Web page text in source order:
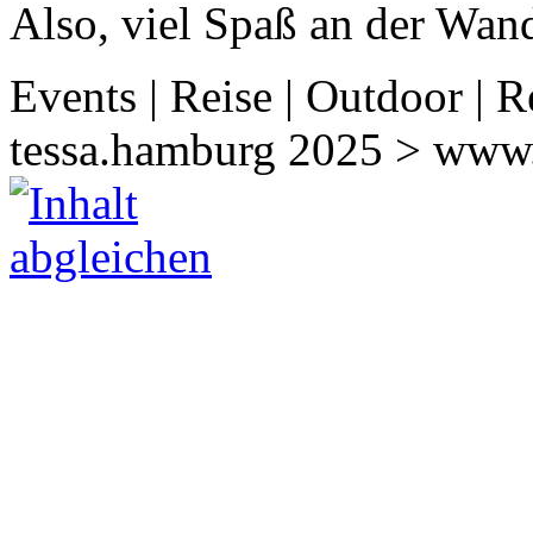
Also, viel Spaß an der
Events | Reise | Outdoor |
tessa.hamburg 2025 >